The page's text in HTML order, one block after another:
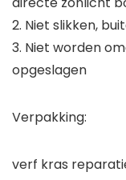
2. Niet slikken,
3. Niet worden
opgeslagen
Verpakking:
verf kras